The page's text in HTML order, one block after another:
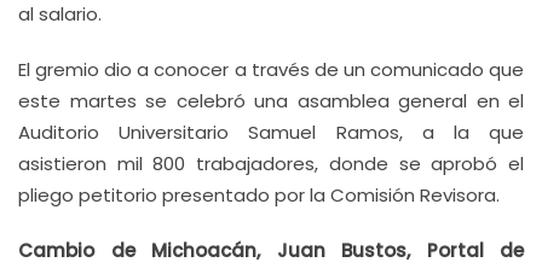
al salario.
El gremio dio a conocer a través de un comunicado que
este martes se celebró una asamblea general en el
Auditorio Universitario Samuel Ramos, a la que
asistieron mil 800 trabajadores, donde se aprobó el
pliego petitorio presentado por la Comisión Revisora.
Cambio de Michoacán, Juan Bustos, Portal de